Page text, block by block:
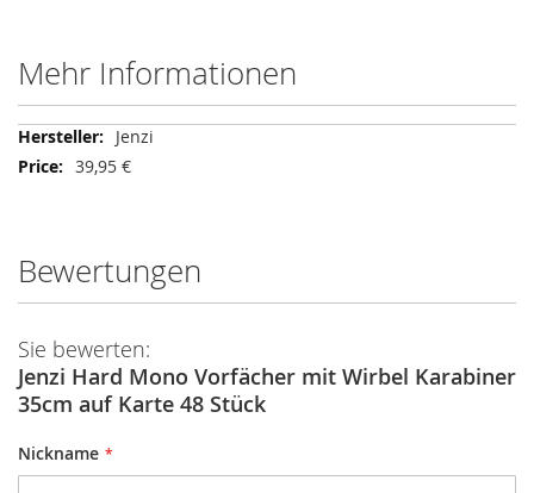
Mehr Informationen
Mehr
Informationen
Jenzi
39,95 €
Bewertungen
Sie bewerten:
Jenzi Hard Mono Vorfächer mit Wirbel Karabiner
35cm auf Karte 48 Stück
Nickname